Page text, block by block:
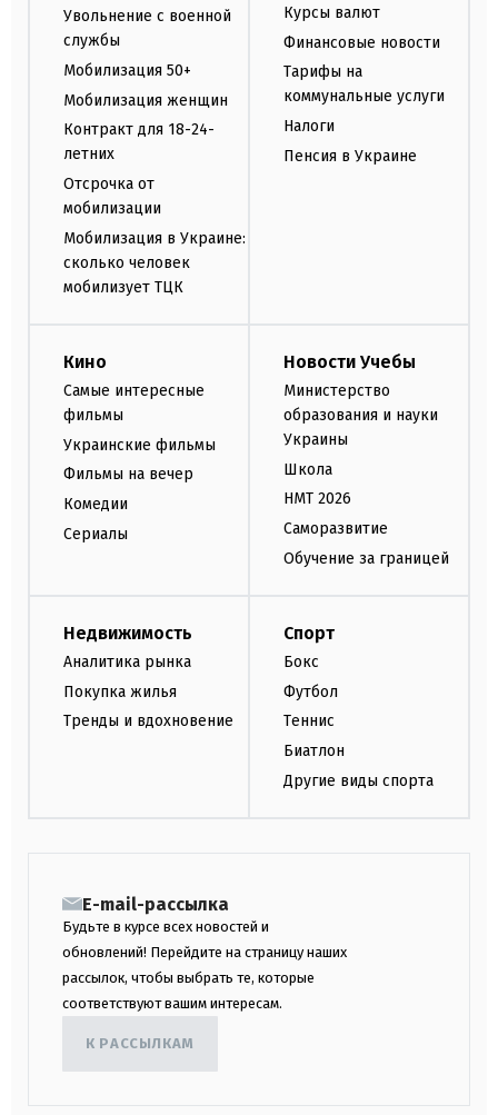
Увольнение с военной
службы
Мобилизация 50+
Мобилизация женщин
Контракт для 18-24-
летних
Отсрочка от
мобилизации
Мобилизация в Украине:
сколько человек
мобилизует ТЦК
Курсы валют
Финансовые новости
Тарифы на
коммунальные услуги
Налоги
Пенсия в Украине
Кино
Самые интересные
фильмы
Украинские фильмы
Фильмы на вечер
Комедии
Сериалы
Новости Учебы
Министерство
образования и науки
Украины
Школа
НМТ 2026
Саморазвитие
Обучение за границей
Недвижимость
Аналитика рынка
Покупка жилья
Тренды и вдохновение
Спорт
Бокс
Футбол
Теннис
Биатлон
Другие виды спорта
E-mail-рассылка
Будьте в курсе всех новостей и
обновлений! Перейдите на страницу наших
рассылок, чтобы выбрать те, которые
соответствуют вашим интересам.
К РАССЫЛКАМ